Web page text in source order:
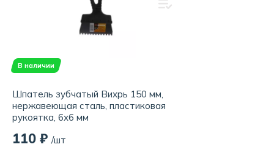
В наличии
Шпатель зубчатый Вихрь 150 мм,
нержавеющая сталь, пластиковая
рукоятка, 6x6 мм
110 ₽ /шт